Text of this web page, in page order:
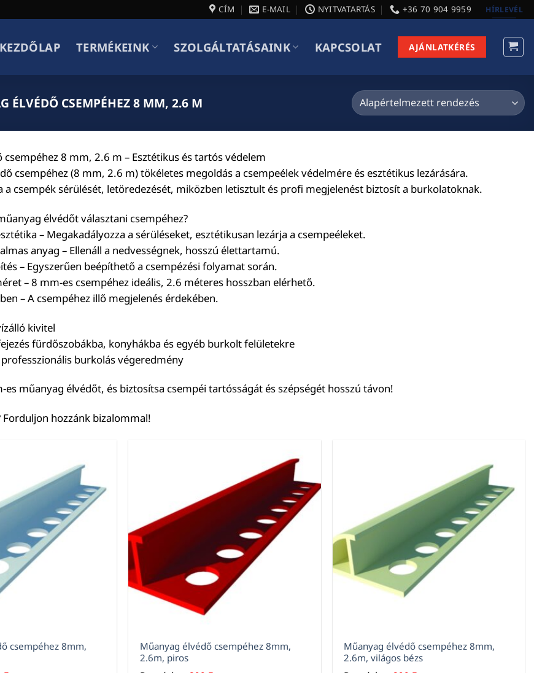
CÍM E-MAIL NYITVATARTÁS +36 70 904 9959 HÍRLEVÉL
KEZDŐLAP TERMÉKEINK SZOLGÁLTATÁSAINK KAPCSOLAT AJÁNLATKÉRÉS
ÉLVÉDŐ CSEMPÉHEZ 8 MM, 2.6 M
csempéhez 8 mm, 2.6 m – Esztétikus és tartós védelem
csempéhez (8 mm, 2.6 m) tökéletes megoldás a csempeélek védelmére és esztétikus lezárására.
a csempék sérülését, letöredezését, miközben letisztult és profi megjelenést biztosít a burkolatoknak.
élvédőt választani csempéhez?
– Megakadályozza a sérüléseket, esztétikusan lezárja a csempeéleket.
anyag – Ellenáll a nedvességnek, hosszú élettartamú.
– Egyszerűen beépíthető a csempézési folyamat során.
– 8 mm-es csempéhez ideális, 2.6 méteres hosszban elérhető.
– A csempéhez illő megjelenés érdekében.
kivitel
fürdőszobákba, konyhákba és egyéb burkolt felületekre
professzionális burkolás végeredmény
es műanyag élvédőt, és biztosítsa csempéi tartósságát és szépségét hosszú távon!
Forduljon hozzánk bizalommal!
csempéhez 8mm,
Műanyag élvédő csempéhez 8mm,
2.6m, piros
Műanyag élvédő csempéhez 8mm,
2.6m, világos bézs